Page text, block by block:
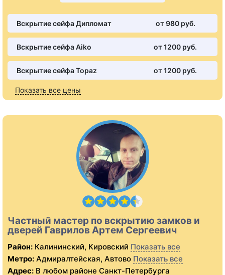
Вскрытие сейфа Дипломат от 980 pуб.
Вскрытие сейфа Aiko от 1200 pуб.
Вскрытие сейфа Topaz от 1200 pуб.
Показать все цены
Частный мастер по вскрытию замков и
дверей Гаврилов Артем Сергеевич
Район: Калининский, Кировский Показать все
Метро: Адмиралтейская, Автово Показать все
Адрес: В любом районе Санкт-Петербурга